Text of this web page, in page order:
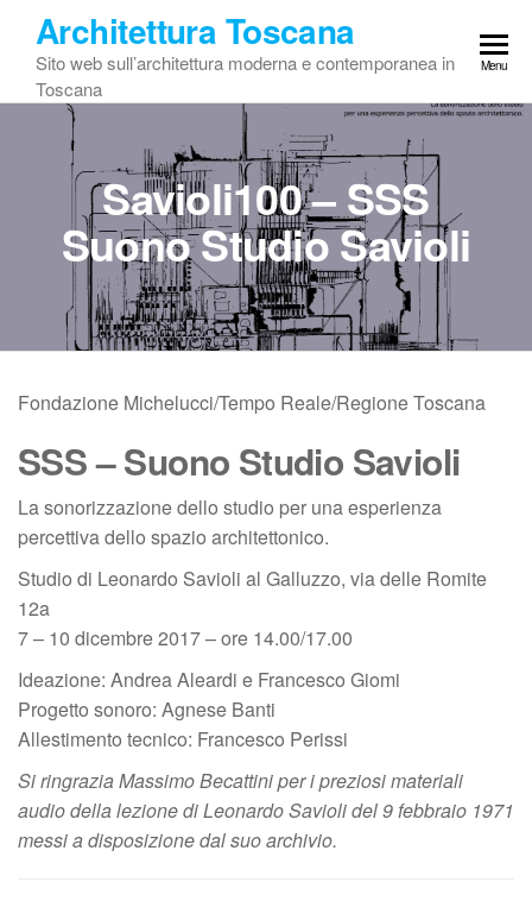
contenuto
Architettura Toscana
Sito web sull’architettura moderna e contemporanea in
Toscana
Menu
Savioli100 – SSS
Suono Studio Savioli
Fondazione Michelucci/Tempo Reale/Regione Toscana
SSS – Suono Studio Savioli
La sonorizzazione dello studio per una esperienza
percettiva dello spazio architettonico.
Studio di Leonardo Savioli al Galluzzo, via delle Romite
12a
7 – 10 dicembre 2017 – ore 14.00/17.00
Ideazione: Andrea Aleardi e Francesco Giomi
Progetto sonoro: Agnese Banti
Allestimento tecnico: Francesco Perissi
Si ringrazia Massimo Becattini per i preziosi materiali
audio della lezione di Leonardo Savioli del 9 febbraio 1971
messi a disposizione dal suo archivio.